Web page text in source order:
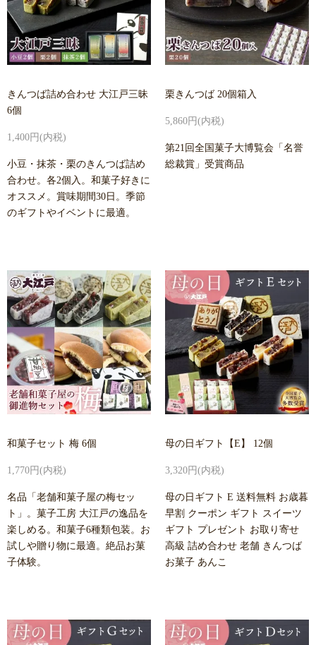
きんつば詰め合わせ 大江戸三昧
6個
1,400円(内税)
小豆・抹茶・栗のきんつば詰め
合わせ。各2個入。和菓子好きに
オススメ。賞味期間30日。季節
のギフトやイベントに最適。
栗きんつば 20個箱入
5,860円(内税)
第21回全国菓子大博覧会「名誉
総裁賞」受賞商品
和菓子セット 梅 6個
1,770円(内税)
名品「老舗和菓子屋の梅セッ
ト」。菓子工房 大江戸の逸品を
楽しめる。和菓子6種類包装。お
試しや贈り物に最適。絶品お菓
子体験。
母の日ギフト【E】 12個
3,320円(内税)
母の日ギフト E 送料無料 お歳暮
早割 クーポン ギフト スイーツ
ギフト プレゼント お取り寄せ
高級 詰め合わせ 老舗 きんつば
お菓子 あんこ